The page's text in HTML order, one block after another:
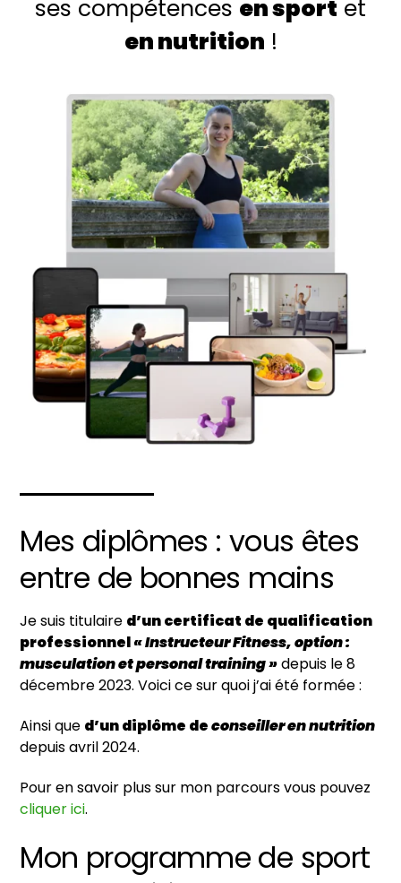
ses compétences en sport et
en nutrition !
Mes diplômes : vous êtes
entre de bonnes mains
Je suis titulaire d’un certificat de qualification
professionnel« Instructeur Fitness, option :
musculation et personal training »depuis le 8
décembre 2023. Voici ce sur quoi j’ai été formée :
Ainsi que d’un diplôme deconseiller en nutrition
depuis avril 2024.
Pour en savoir plus sur mon parcours vous pouvez
cliquer ici.
Mon programme de sport